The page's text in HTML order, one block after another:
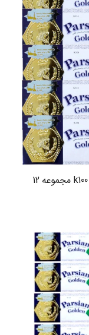
سکه گرمی طلا 18 عیار مدل پارسیان آفرینش k100 مجموعه 12